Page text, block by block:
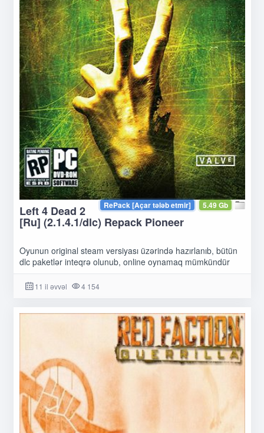
5.49 Gb
RePack [Açar tələb etmir]
Left 4 Dead 2
[Ru] (2.1.4.1/dlc) Repack Pioneer
Oyunun original steam versiyası üzərində hazırlanıb, bütün
dlc paketlər inteqrə olunub, online oynamaq mümkündür
11 il əvvəl 4 154